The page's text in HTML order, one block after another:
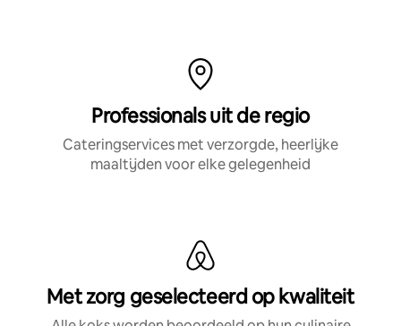
Professionals uit de regio
Cateringservices met verzorgde, heerlijke
maaltijden voor elke gelegenheid
Met zorg geselecteerd op kwaliteit